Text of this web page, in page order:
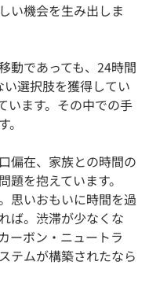
い機会を生み出しま
動であっても、24時間
選択肢を獲得してい
います。その中での手
偏在、家族との時間の
を抱えています。
思いおもいに時間を過
ば。渋滞が少なくな
ーボン・ニュートラ
テムが構築されたなら